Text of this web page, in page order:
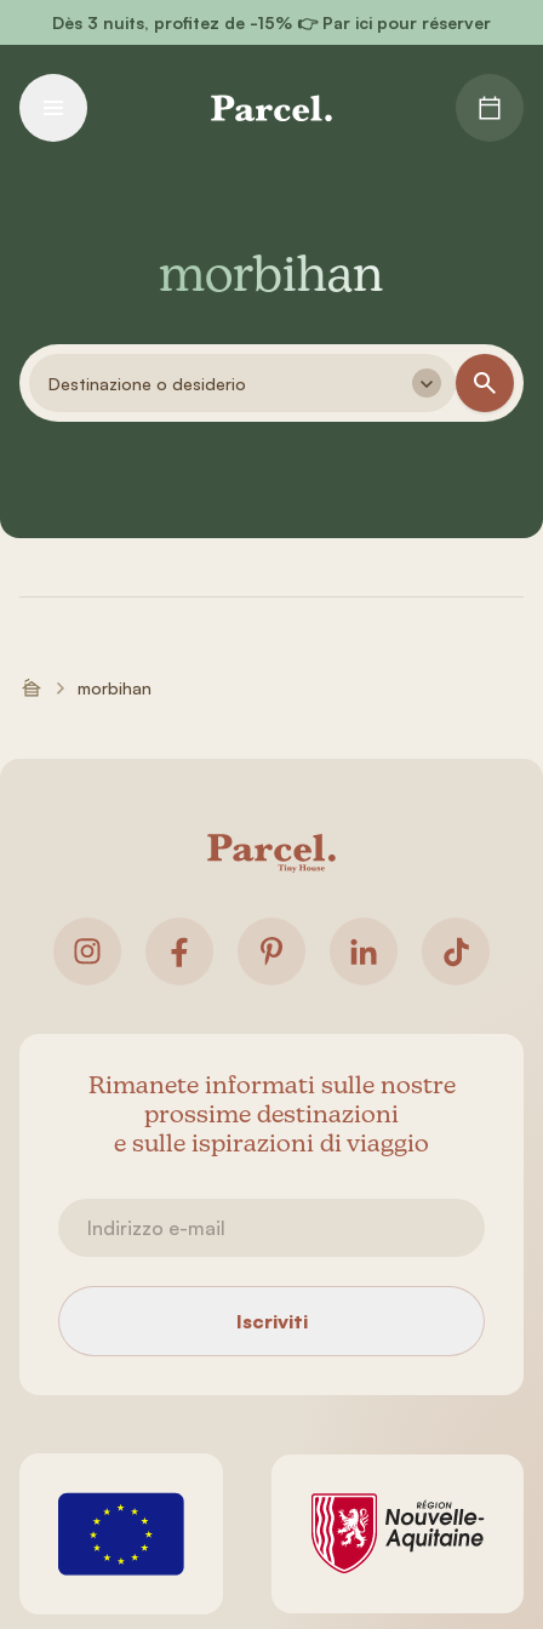
Vai al contenuto principale
Dès 3 nuits, profitez de -15% 👉 Par ici pour réserver
morbihan
Destinazione o desiderio
morbihan
Rimanete informati sulle nostre
prossime destinazioni
e sulle ispirazioni di viaggio
Iscriviti